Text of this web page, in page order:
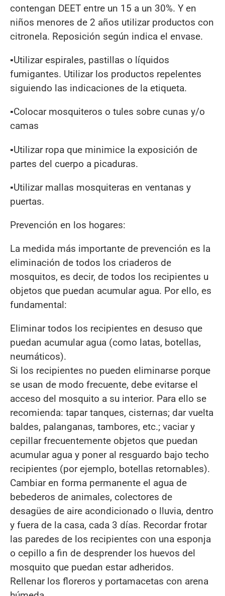
contengan DEET entre un 15 a un 30%. Y en
niños menores de 2 años utilizar productos con
citronela. Reposición según indica el envase.
▪Utilizar espirales, pastillas o líquidos
fumigantes. Utilizar los productos repelentes
siguiendo las indicaciones de la etiqueta.
▪Colocar mosquiteros o tules sobre cunas y/o
camas
▪Utilizar ropa que minimice la exposición de
partes del cuerpo a picaduras.
▪Utilizar mallas mosquiteras en ventanas y
puertas.
Prevención en los hogares:
La medida más importante de prevención es la
eliminación de todos los criaderos de
mosquitos, es decir, de todos los recipientes u
objetos que puedan acumular agua. Por ello, es
fundamental:
Eliminar todos los recipientes en desuso que
puedan acumular agua (como latas, botellas,
neumáticos).
Si los recipientes no pueden eliminarse porque
se usan de modo frecuente, debe evitarse el
acceso del mosquito a su interior. Para ello se
recomienda: tapar tanques, cisternas; dar vuelta
baldes, palanganas, tambores, etc.; vaciar y
cepillar frecuentemente objetos que puedan
acumular agua y poner al resguardo bajo techo
recipientes (por ejemplo, botellas retornables).
Cambiar en forma permanente el agua de
bebederos de animales, colectores de
desagües de aire acondicionado o lluvia, dentro
y fuera de la casa, cada 3 días. Recordar frotar
las paredes de los recipientes con una esponja
o cepillo a fin de desprender los huevos del
mosquito que puedan estar adheridos.
Rellenar los floreros y portamacetas con arena